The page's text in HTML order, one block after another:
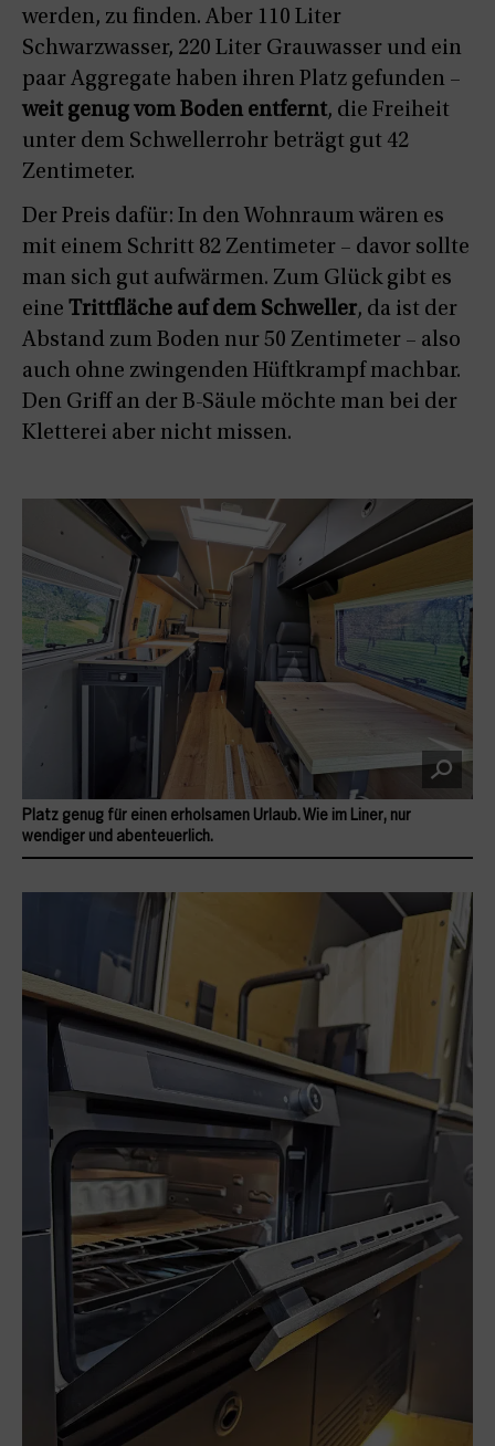
werden, zu finden. Aber 110 Liter
Schwarzwasser, 220 Liter Grauwasser und ein
paar Aggregate haben ihren Platz gefunden –
weit genug vom Boden entfernt, die Freiheit
unter dem Schwellerrohr beträgt gut 42
Zentimeter.
Der Preis dafür: In den Wohnraum wären es
mit einem Schritt 82 Zentimeter – davor sollte
man sich gut aufwärmen. Zum Glück gibt es
eine Trittfläche auf dem Schweller, da ist der
Abstand zum Boden nur 50 Zentimeter – also
auch ohne zwingenden Hüftkrampf machbar.
Den Griff an der B-Säule möchte man bei der
Kletterei aber nicht missen.
Platz genug für einen erholsamen Urlaub. Wie im Liner, nur
wendiger und abenteuerlich.